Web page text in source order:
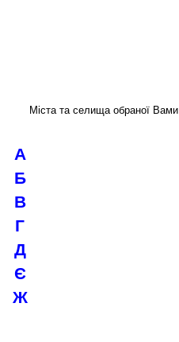
Міста та селища обраної Вами
А
Б
В
Г
Д
Є
Ж